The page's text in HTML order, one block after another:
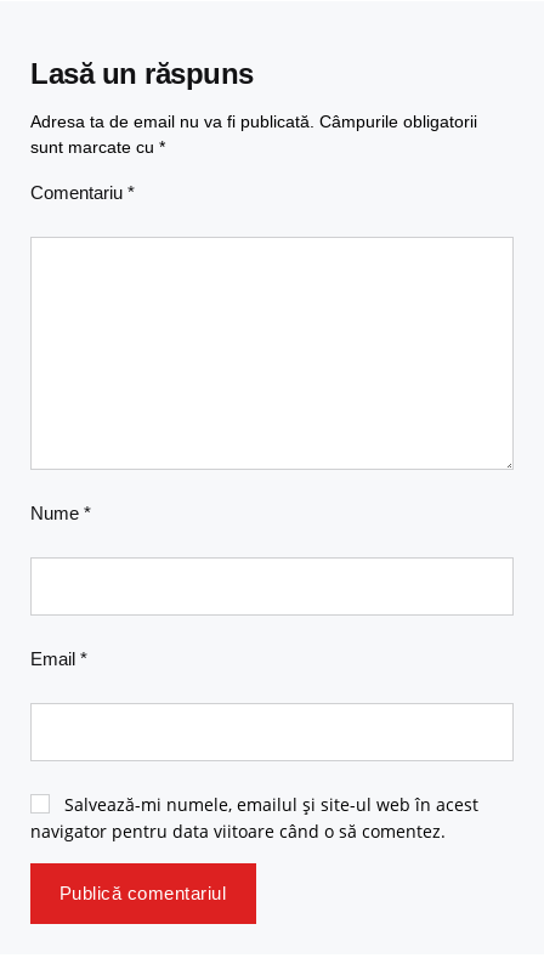
Lasă un răspuns
Adresa ta de email nu va fi publicată. Câmpurile obligatorii
sunt marcate cu *
Comentariu *
Nume *
Email *
Salvează-mi numele, emailul și site-ul web în acest
navigator pentru data viitoare când o să comentez.